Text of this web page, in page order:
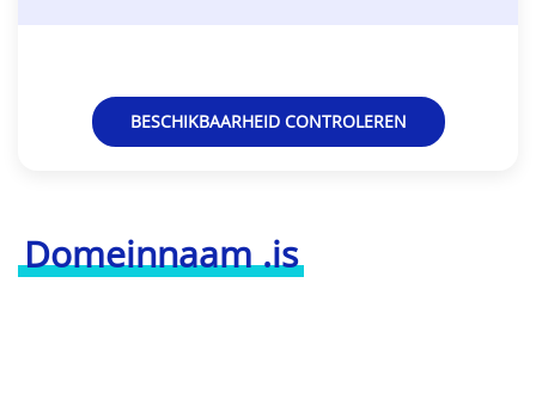
Domeinnaam .is
BESCHIKBAARHEID CONTROLEREN